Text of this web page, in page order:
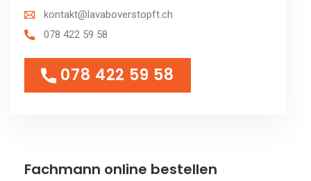
kontakt@lavaboverstopft.ch
078 422 59 58
078 422 59 58
078 422 59 58
Fachmann online bestellen